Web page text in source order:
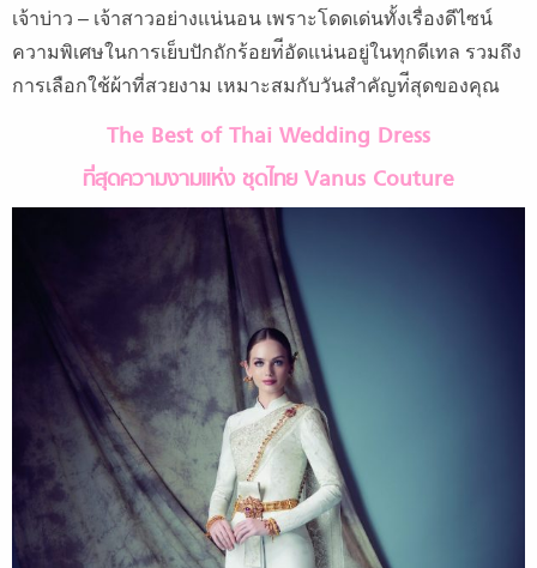
เจ้าบ่าว – เจ้าสาวอย่างแน่นอน เพราะโดดเด่นทั้งเรื่องดีไซน์
ความพิเศษในการเย็บปักถักร้อยท่ีอัดแน่นอยู่ในทุกดีเทล รวมถึง
การเลือกใช้ผ้าที่สวยงาม เหมาะสมกับวันสําคัญท่ีสุดของคุณ
The Best of Thai Wedding Dress
ที่สุดความงามแห่ง ชุดไทย Vanus Couture